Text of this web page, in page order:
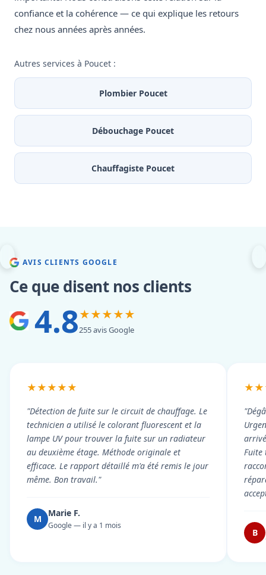
confiance et la cohérence — ce qui explique les retours
chez nous années après années.
Autres services à Poucet :
Plombier Poucet
Débouchage Poucet
Chauffagiste Poucet
AVIS CLIENTS GOOGLE
Ce que disent nos clients
4.8★★★★★
255 avis Google
★★★★★
"Détection de fuite sur le circuit de chauffage. Le
technicien a utilisé le colorant fluorescent et la
lampe UV pour trouver la fuite sur un radiateur
au deuxième étage. Méthode originale et
efficace. Le rapport détaillé m'a été remis le jour
même. Bon travail."
M
Marie F.
Google — il y a 1 mois
Fuite
B